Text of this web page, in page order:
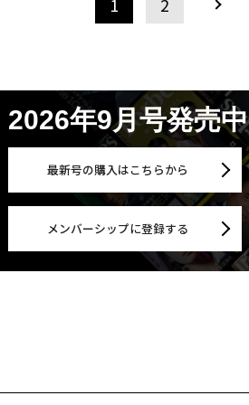
2026年9月号発売中
最新号の購入はこちらから
メンバーシップに登録する